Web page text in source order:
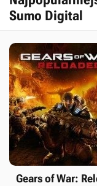
Sumo Digital
Gears of War: